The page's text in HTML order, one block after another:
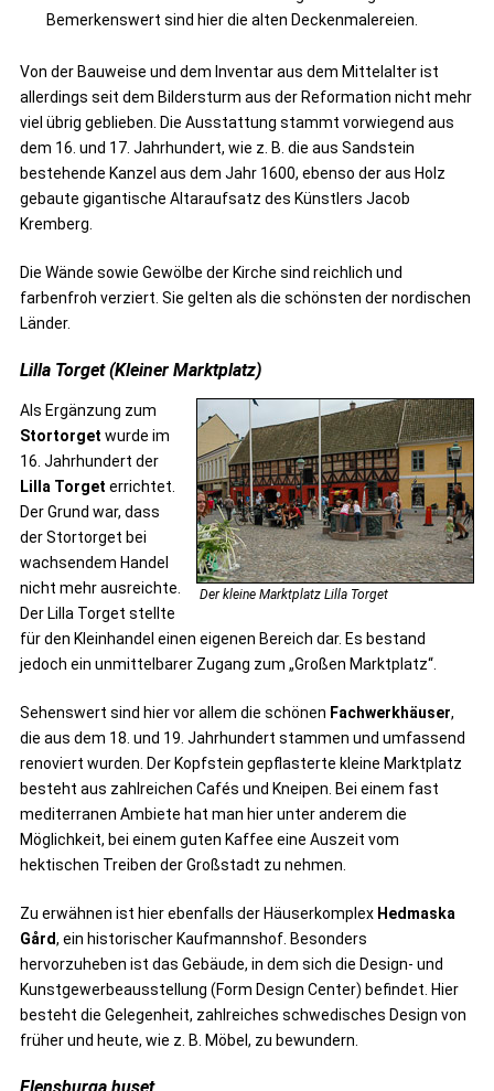
Bemerkenswert sind hier die alten Deckenmalereien.
Von der Bauweise und dem Inventar aus dem Mittelalter ist
allerdings seit dem Bildersturm aus der Reformation nicht mehr
viel übrig geblieben. Die Ausstattung stammt vorwiegend aus
dem 16. und 17. Jahrhundert, wie z. B. die aus Sandstein
bestehende Kanzel aus dem Jahr 1600, ebenso der aus Holz
gebaute gigantische Altaraufsatz des Künstlers Jacob
Kremberg.
Die Wände sowie Gewölbe der Kirche sind reichlich und
farbenfroh verziert. Sie gelten als die schönsten der nordischen
Länder.
Lilla Torget (Kleiner Marktplatz)
Der kleine Marktplatz Lilla Torget
Als Ergänzung zum
Stortorget wurde im
16. Jahrhundert der
Lilla Torget errichtet.
Der Grund war, dass
der Stortorget bei
wachsendem Handel
nicht mehr ausreichte.
Der Lilla Torget stellte
für den Kleinhandel einen eigenen Bereich dar. Es bestand
jedoch ein unmittelbarer Zugang zum „Großen Marktplatz“.
Sehenswert sind hier vor allem die schönen Fachwerkhäuser,
die aus dem 18. und 19. Jahrhundert stammen und umfassend
renoviert wurden. Der Kopfstein gepflasterte kleine Marktplatz
besteht aus zahlreichen Cafés und Kneipen. Bei einem fast
mediterranen Ambiete hat man hier unter anderem die
Möglichkeit, bei einem guten Kaffee eine Auszeit vom
hektischen Treiben der Großstadt zu nehmen.
Zu erwähnen ist hier ebenfalls der Häuserkomplex Hedmaska
Gård, ein historischer Kaufmannshof. Besonders
hervorzuheben ist das Gebäude, in dem sich die Design- und
Kunstgewerbeausstellung (Form Design Center) befindet. Hier
besteht die Gelegenheit, zahlreiches schwedisches Design von
früher und heute, wie z. B. Möbel, zu bewundern.